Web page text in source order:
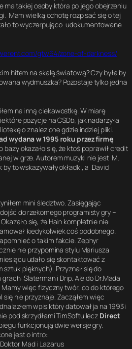
ma takiej osoby która po jego obejrzeniu
Mam wielką ochotę rozpisać się o tej
to wyczerpująco udokumentowane
gtw64/zone-of-darkness/
hitem na skalę światową? Czy była by
wydmuszka? Pozostaje tylko jedna
na inną ciekawostkę. W miarę
pozycje na CSDb, jak nadarzyła
o znalezione gdzie indziej pliki.
wydana w 1995 roku przez firmę
bazy okazało się, że ktoś poprawił credit
w grze. Autorem muzyki nie jest M.
to wskazywały okładki, a David
mini śledztwo. Zasięgając
do rzekomego programisty gry –
się, że Hain kompletnie nie
kiedykolwiek coś podobnego.
o takim fakcie. Zephyr
nie przypomina stylu Mariusza
udało się skontaktować z
pięknych). Przyznał się do
Slaterman i Drip. Ale do Dr.Mada
Mamy więc fizyczny twór, co do którego
nie przyznaje. Zacząłem więc
wpis który datował ja na 1993 i
pod skrzydłami TimSoftu lecz Direct
funkcjonują dwie wersje gry.
jest o intro:
Mad i Lazarus